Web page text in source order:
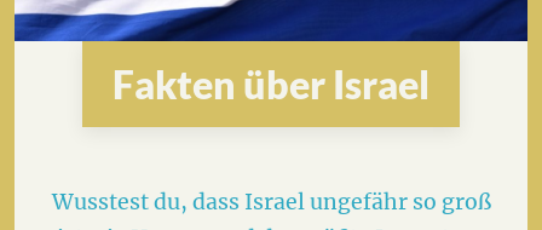
Fakten über Israel
Wusstest du, dass Israel ungefähr so groß